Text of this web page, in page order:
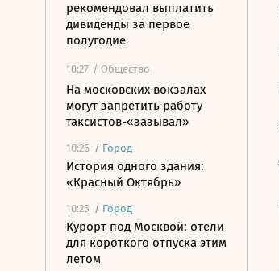
рекомендовал выплатить
дивиденды за первое
полугодие
10:27 / Общество
На московских вокзалах
могут запретить работу
таксистов-«зазывал»
10:26 / Город
История одного здания:
«Красный Октябрь»
10:25 / Город
Курорт под Москвой: отели
для короткого отпуска этим
летом